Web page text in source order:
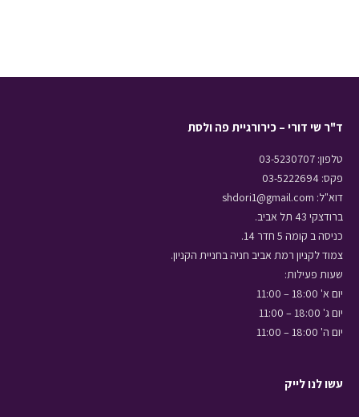
ד"ר שי דורי – כירורגיית פה ולסת
טלפון: 03-5230707
פקס: 03-5222694
דוא"ל: shdori1@gmail.com
ברודצקי 43 תל אביב.
כניסה ב קומה 5 חדר 14.
צמוד לקניון רמת אביב חניה בחניית הקניון.
שעות פעילות:
יום א' 18:00 – 11:00
יום ג' 18:00 – 11:00
יום ה' 18:00 – 11:00
עשו לנו לייק